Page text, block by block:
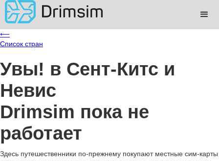
⟵
Список стран
Увы! в Сент-Китс и
Невис
Drimsim пока не
работает
Здесь путешественники по-прежнему покупают местные сим-карты